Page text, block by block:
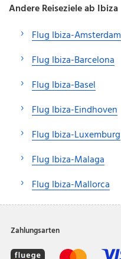
Andere Reiseziele ab Ibiza
Flug Ibiza-Amsterdam
Flug Ibiza-Barcelona
Flug Ibiza-Basel
Flug Ibiza-Eindhoven
Flug Ibiza-Luxemburg
Flug Ibiza-Malaga
Flug Ibiza-Mallorca